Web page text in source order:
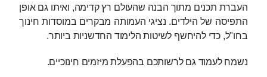
העברת תכנים מתוך הבנה שהעולם רץ קדימה, ואיתו גם אופן
התפיסה של הילדים. נציגי העמותה מבקרים במוסדות חינוך
בחו"ל, כדי להיחשף לשיטות הלימוד החדשניות ביותר.
נשמח לעמוד גם לרשותכם בהפעלת מיזמים חינוכיים.